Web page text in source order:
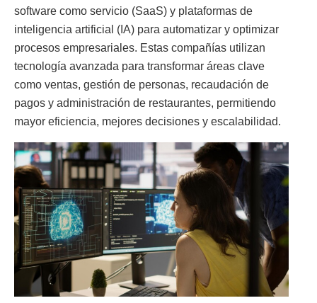
software como servicio (SaaS) y plataformas de
inteligencia artificial (IA) para automatizar y optimizar
procesos empresariales. Estas compañías utilizan
tecnología avanzada para transformar áreas clave
como ventas, gestión de personas, recaudación de
pagos y administración de restaurantes, permitiendo
mayor eficiencia, mejores decisiones y escalabilidad.